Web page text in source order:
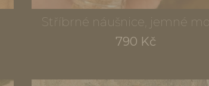
Stříbrné náušnice, jemné
790 Kč